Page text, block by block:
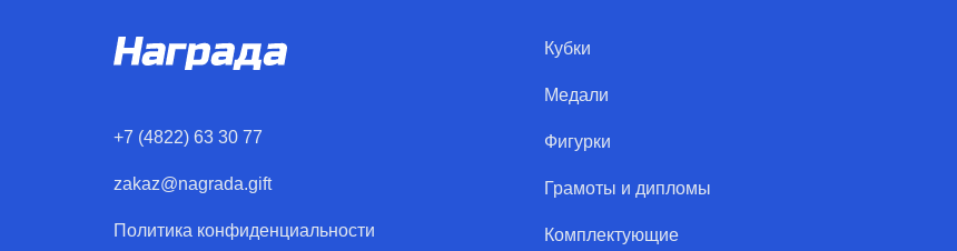
+7 (4822) 63 30 77
zakaz@nagrada.gift
Политика конфиденциальности
Кубки
Медали
Фигурки
Грамоты и дипломы
Комплектующие